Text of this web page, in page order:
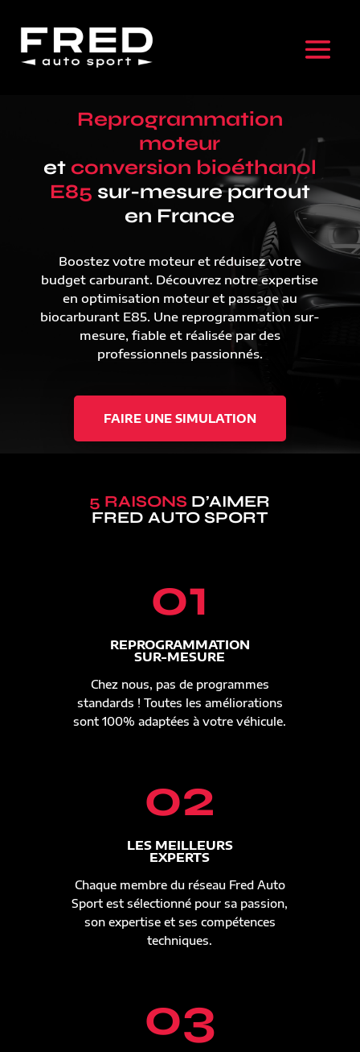
Reprogrammation
moteur
et conversion bioéthanol
E85 sur-mesure partout
en France
Boostez votre moteur et réduisez votre
budget carburant. Découvrez notre expertise
en optimisation moteur et passage au
biocarburant E85. Une reprogrammation sur-
mesure, fiable et réalisée par des
professionnels passionnés.
FAIRE UNE SIMULATION
5 RAISONS D’AIMER
FRED AUTO SPORT
01
REPROGRAMMATION
SUR-MESURE
Chez nous, pas de programmes
standards ! Toutes les améliorations
sont 100% adaptées à votre véhicule.
02
LES MEILLEURS
EXPERTS
Chaque membre du réseau Fred Auto
Sport est sélectionné pour sa passion,
son expertise et ses compétences
techniques.
03